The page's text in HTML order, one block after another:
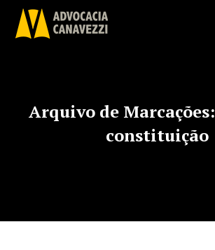
Arquivo de Marcações:
constituição